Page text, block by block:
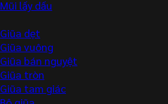
Mũi lấy dấu
Giũa dẹt
Giũa vuông
Giũa bán nguyệt
Giũa tròn
Giũa tam giác